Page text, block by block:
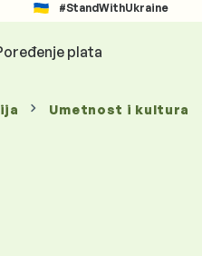
#StandWithUkraine
plata
Umetnost i kultura